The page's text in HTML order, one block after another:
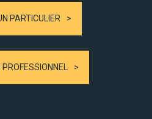
PARTICULIER